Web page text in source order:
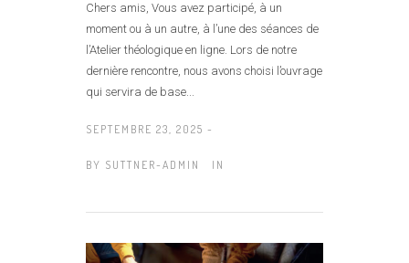
Chers amis, Vous avez participé, à un
moment ou à un autre, à l’une des séances de
l’Atelier théologique en ligne. Lors de notre
dernière rencontre, nous avons choisi l’ouvrage
qui servira de base...
SEPTEMBRE 23, 2025 -
BY SUTTNER-ADMIN IN